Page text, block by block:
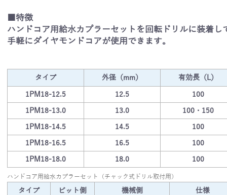
■特徴
ハンドコア用給水カプラーセットを回転ドリルに装着し
手軽にダイヤモンドコアが使用できます。
タイプ 外径（mm） 有効長（L）
1PM18-12.5 12.5 100
1PM18-13.0 13.0 100・150
1PM18-14.5 14.5 100
1PM18-16.5 16.5 100
1PM18-18.0 18.0 100
ハンドコア用給水カプラーセット（チャック式ドリル取付用）
タイプ ビット側 機械側 仕様